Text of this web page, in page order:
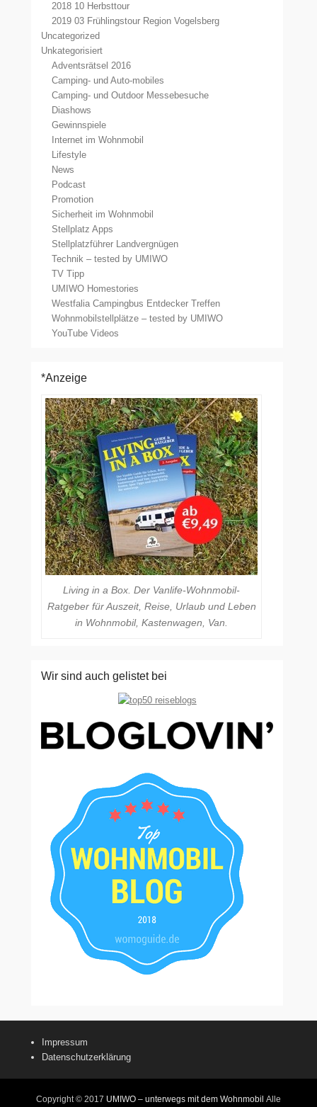
2018 10 Herbsttour
2019 03 Frühlingstour Region Vogelsberg
Uncategorized
Unkategorisiert
Adventsrätsel 2016
Camping- und Auto-mobiles
Camping- und Outdoor Messebesuche
Diashows
Gewinnspiele
Internet im Wohnmobil
Lifestyle
News
Podcast
Promotion
Sicherheit im Wohnmobil
Stellplatz Apps
Stellplatzführer Landvergnügen
Technik – tested by UMIWO
TV Tipp
UMIWO Homestories
Westfalia Campingbus Entdecker Treffen
Wohnmobilstellplätze – tested by UMIWO
YouTube Videos
*Anzeige
Living in a Box. Der Vanlife-Wohnmobil-
Ratgeber für Auszeit, Reise, Urlaub und Leben
in Wohnmobil, Kastenwagen, Van.
Wir sind auch gelistet bei
Impressum
Datenschutzerklärung
Copyright © 2017 UMIWO – unterwegs mit dem Wohnmobil Alle